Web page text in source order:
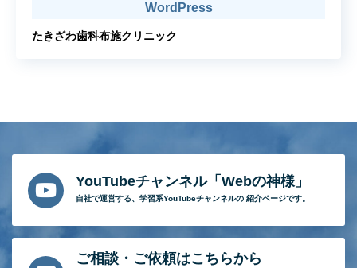
WordPress
たきざわ歯科布施クリニック
YouTubeチャンネル「Webの神様」
自社で運営する、 学習系YouTubeチャンネルの 紹介ページです。
ご相談・ご依頼はこちらから